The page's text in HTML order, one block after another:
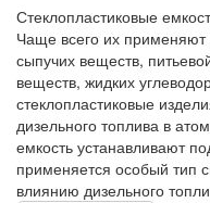
Стеклопластиковые
Чаще всего их применяют
сыпучих веществ,
веществ, жидких
стеклопластиковые
дизельного топлива в
емкость устанавливают
применяется особый тип
влиянию дизельного